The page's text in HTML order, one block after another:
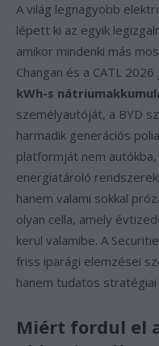
A világ legnagyobb
lépett ki az egyik
amikor mindenki más
Changan és a CATL
kWh-s
személyautóját, a BYD
harmadik generációs
platformját nem
energiatároló
hanem valami sokkal
olyan cella, amely
kerül valamibe. A
friss iparági elemzései
hanem tudatos
Miért fordul el